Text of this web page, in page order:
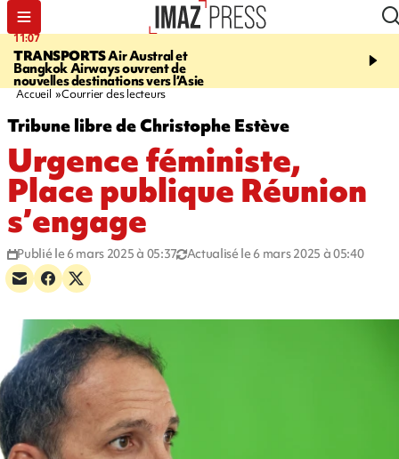
11:07
TRANSPORTSAir Austral et
Bangkok Airways ouvrent de
nouvelles destinations vers l’Asie
11:48
l'eau est dégradée à la
Accueil Courrier des lecteurs
Tribune libre de Christophe Estève
Urgence féministe,
Place publique Réunion
s’engage
Publié le 6 mars 2025 à 05:37 Actualisé le 6 mars 2025 à 05:40